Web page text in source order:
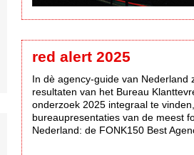
red alert 2025
In dè agency-guide van Nederland
resultaten van het Bureau
onderzoek 2025 integraal te
bureaupresentaties van de meest
Nederland: de FONK150 Best